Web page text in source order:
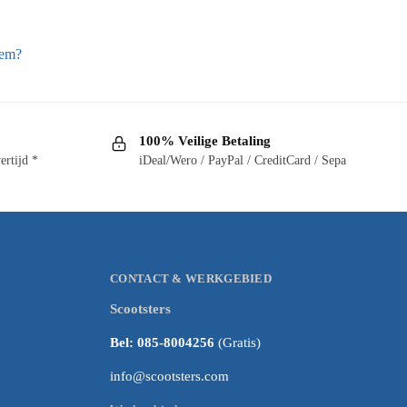
*
100% Veilige Betaling
iDeal/Wero / PayPal / CreditCard / Sepa
CONTACT & WERKGEBIED
Scootsters
Bel: 085-8004256(Gratis)
info@scootsters.com